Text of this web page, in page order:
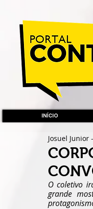
INÍCIO
Josuel Junior
O coletivo
grande